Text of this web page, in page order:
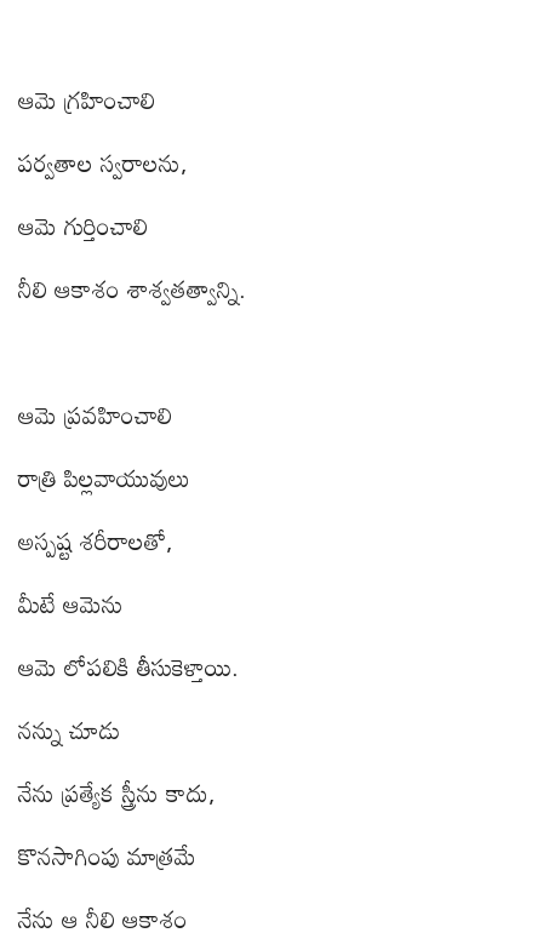
ఆమె గ్రహించాలి
పర్వతాల స్వరాలను,
ఆమె గుర్తించాలి
నీలి ఆకాశం శాశ్వతత్వాన్ని.
ఆమె ప్రవహించాలి
రాత్రి పిల్లవాయువులు
అస్పష్ట శరీరాలతో,
మీటే ఆమెను
ఆమె లోపలికి తీసుకెళ్తాయి.
నన్ను చూడు
నేను ప్రత్యేక స్త్రీను కాదు,
కొనసాగింపు మాత్రమే
నేను ఆ నీలి ఆకాశం